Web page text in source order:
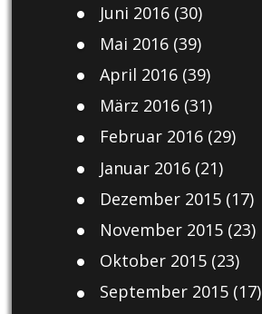
Juni 2016(30)
Mai 2016(39)
April 2016(39)
März 2016(31)
Februar 2016(29)
Januar 2016(21)
Dezember 2015(17)
November 2015(23)
Oktober 2015(23)
September 2015(17)